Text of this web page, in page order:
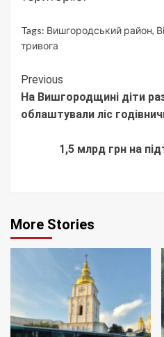
Tags: Вишгородський район,
тривога
Continue
Reading
Previous
На Вишгородщині діти
облаштували ліс
1,5 млрд грн на
More Stories